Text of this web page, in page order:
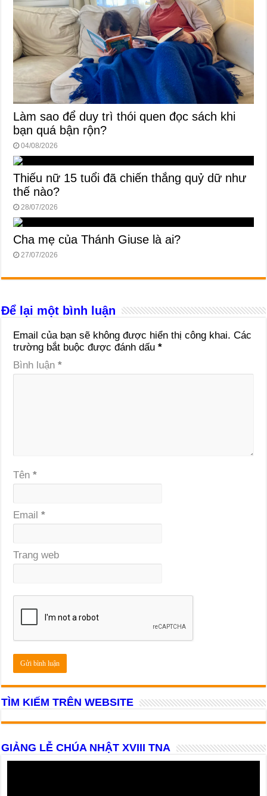
Làm sao để duy trì thói quen đọc sách khi
bạn quá bận rộn?
04/08/2026
Thiếu nữ 15 tuổi đã chiến thắng quỷ dữ như
thế nào?
28/07/2026
Cha mẹ của Thánh Giuse là ai?
27/07/2026
Để lại một bình luận
Email của bạn sẽ không được hiển thị công khai. Các
trường bắt buộc được đánh dấu*
Bình luận*
Tên*
Email*
Trang web
TÌM KIẾM TRÊN WEBSITE
GIẢNG LỄ CHÚA NHẬT XVIII TNA